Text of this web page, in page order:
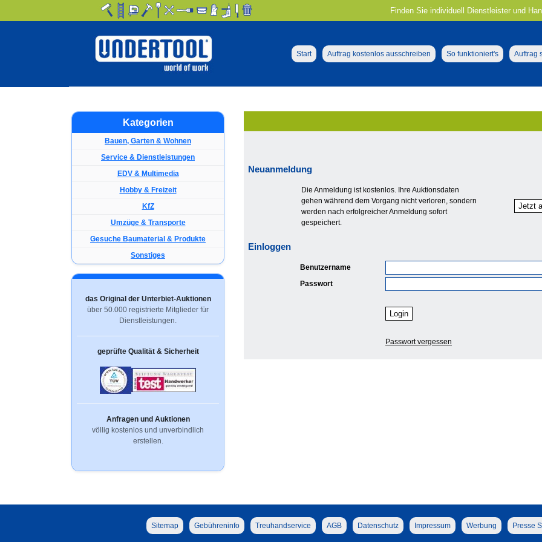
Finden Sie individuell Dienstleister und
Start Auftrag kostenlos ausschreiben So funktioniert's Auftrag
Kategorien
Bauen, Garten & Wohnen
Service & Dienstleistungen
EDV & Multimedia
Hobby & Freizeit
KfZ
Umzüge & Transporte
Gesuche Baumaterial & Produkte
Sonstiges
das Original der Unterbiet-Auktionen
über 50.000 registrierte Mitglieder für
Dienstleistungen.
geprüfte Qualität & Sicherheit
Anfragen und Auktionen
völlig kostenlos und unverbindlich
erstellen.
Neuanmeldung
Die Anmeldung ist kostenlos. Ihre Auktionsdaten
gehen während dem Vorgang nicht verloren, sondern
werden nach erfolgreicher Anmeldung sofort
gespeichert.
Einloggen
Benutzername
Passwort
Passwort vergessen
Sitemap Gebühreninfo Treuhandservice AGB Datenschutz Impressum Werbung Presse